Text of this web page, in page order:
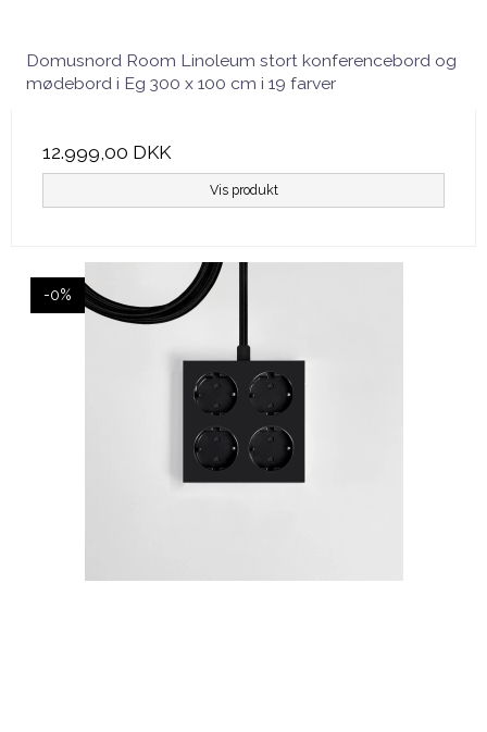
Domusnord Room Linoleum stort konferencebord og
mødebord i Eg 300 x 100 cm i 19 farver
12.999,00 DKK
Vis produkt
-0%